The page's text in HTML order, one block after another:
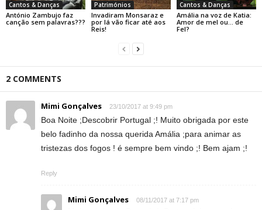
Cantos & Danças
António Zambujo faz
canção sem palavras???
Patrimónios
Invadiram Monsaraz e
por lá vão ficar até aos
Reis!
Cantos & Danças
Amália na voz de Katia:
Amor de mel ou… de
Fel?
2 COMMENTS
Mimi Gonçalves 23/10/2017 at 9:49 pm
Boa Noite ;Descobrir Portugal ;! Muito obrigada por este
belo fadinho da nossa querida Amália ;para animar as
tristezas dos fogos ! é sempre bem vindo ;! Bem ajam ;!
Reply
Mimi Gonçalves 08/11/2017 at 7:17 pm